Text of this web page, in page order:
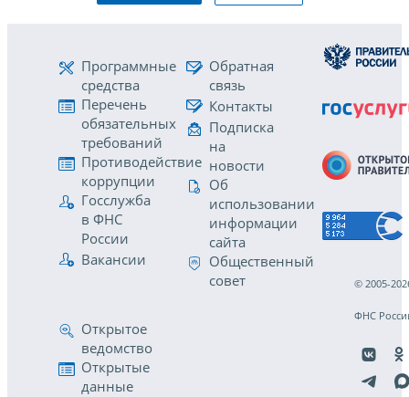
Программные
средства
Перечень
обязательных
требований
Противодействие
коррупции
Госслужба
в ФНС
России
Вакансии
Обратная
связь
Контакты
Подписка
на
новости
Об
использовании
информации
сайта
Общественный
совет
Открытое
ведомство
Открытые
данные
© 2005-
ФНС